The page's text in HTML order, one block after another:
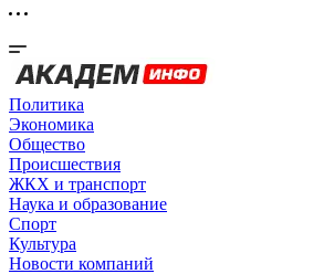
Политика
Экономика
Общество
Происшествия
ЖКХ и транспорт
Наука и образование
Спорт
Культура
Новости компаний